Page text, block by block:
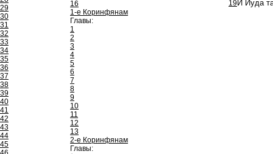
29
30
31
32
33
34
35
36
37
38
39
40
41
42
43
44
45
16
1-е Коринфянам
Главы:
1
2
3
4
5
6
7
8
9
10
11
12
13
2-е Коринфянам
Главы:
19И Иуда